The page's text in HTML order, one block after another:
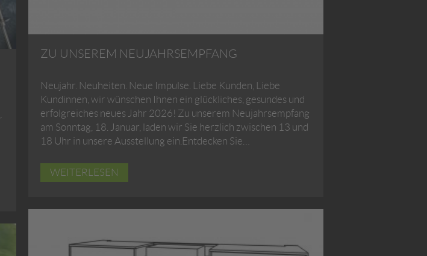
ZU UNSEREM NEUJAHRSEMPFANG
Neujahr. Neuheiten. Neue Impulse. Liebe Kunden, Liebe
Kundinnen, wir wünschen Ihnen ein glückliches, gesundes und
erfolgreiches neues Jahr 2026! Zu unserem Neujahrsempfang
am Sonntag, 18. Januar, laden wir Sie herzlich zwischen 13 und
18 Uhr in unsere Ausstellung ein.Entdecken Sie…
WEITERLESEN